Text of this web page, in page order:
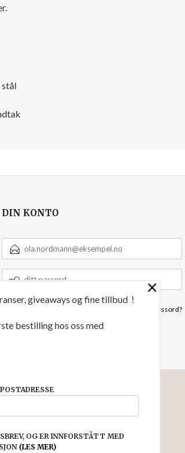
stål
DIN KONTO
POSTADRESSE
Glemt passord?
NYHETSBREV
og vi kan yte deg bedre service. Vi
huske hva du har puttet i handlekurven din.
Les merellerendre innstillinger for cookies.
×
giveaways og fine tillbud !
bestilling hos oss med
OG ER INNFORSTÅTT MED
(LES MER)